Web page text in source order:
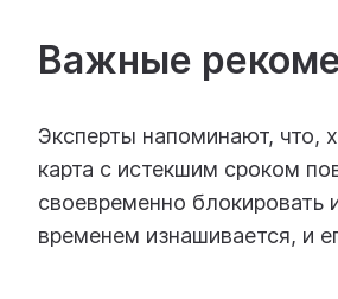
Важные
Эксперты напоминают, что,
карта с истекшим сроком
своевременно блокировать
временем изнашивается, и